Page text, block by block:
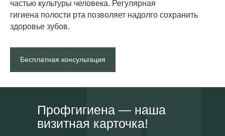
частью культуры человека. Регулярная
гигие на полости рта позволяет надолго сохранить
здоровье зубов.
Бесплатная консультация
Профгигиена — наша
визитная карточка!